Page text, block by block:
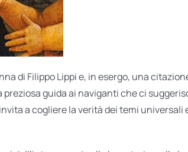
di Filippo Lippi e, in esergo, una
guida ai naviganti che ci
a cogliere la verità dei temi universali